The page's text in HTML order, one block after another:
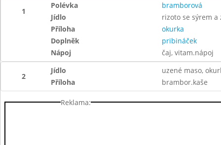
1
Polévka
bramborová
Jídlo
rizoto se sýrem a
Příloha
okurka
Doplněk
pribináček
Nápoj
čaj, vitam.nápoj
2
Jídlo
uzené maso,
Příloha
brambor.kaše
Reklama: